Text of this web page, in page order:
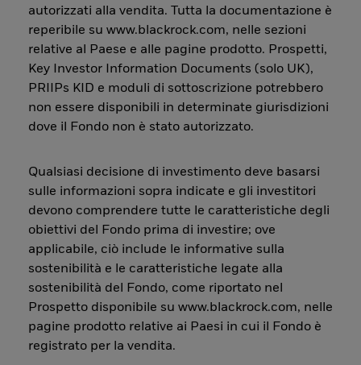
autorizzati alla vendita. Tutta la documentazione è
reperibile su www.blackrock.com, nelle sezioni
relative al Paese e alle pagine prodotto. Prospetti,
Key Investor Information Documents (solo UK),
PRIIPs KID e moduli di sottoscrizione potrebbero
non essere disponibili in determinate giurisdizioni
dove il Fondo non è stato autorizzato.
Qualsiasi decisione di investimento deve basarsi
sulle informazioni sopra indicate e gli investitori
devono comprendere tutte le caratteristiche degli
obiettivi del Fondo prima di investire; ove
applicabile, ciò include le informative sulla
sostenibilità e le caratteristiche legate alla
sostenibilità del Fondo, come riportato nel
Prospetto disponibile su www.blackrock.com, nelle
pagine prodotto relative ai Paesi in cui il Fondo è
registrato per la vendita.